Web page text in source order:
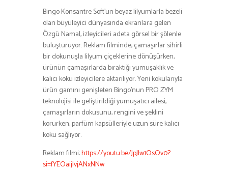
Bingo Konsantre Soft’un beyaz lilyumlarla bezeli
olan büyüleyici dünyasında ekranlara gelen
Özgü Namal, izleyicileri adeta görsel bir şölenle
buluşturuyor. Reklam filminde, çamaşırlar sihirli
bir dokunuşla lilyum çiçeklerine dönüşürken,
ürünün çamaşırlarda bıraktığı yumuşaklık ve
kalıcı koku izleyicilere aktarılıyor. Yeni kokularıyla
ürün gamını genişleten Bingo’nun PRO ZYM
teknolojisi ile geliştirildiği yumuşatıcı ailesi,
çamaşırların dokusunu, rengini ve şeklini
korurken, parfüm kapsülleriyle uzun süre kalıcı
koku sağlıyor.
Reklam filmi:https://youtu.be/JpJlw1OsOv0?
si=fYEOaijlvjANxNNw